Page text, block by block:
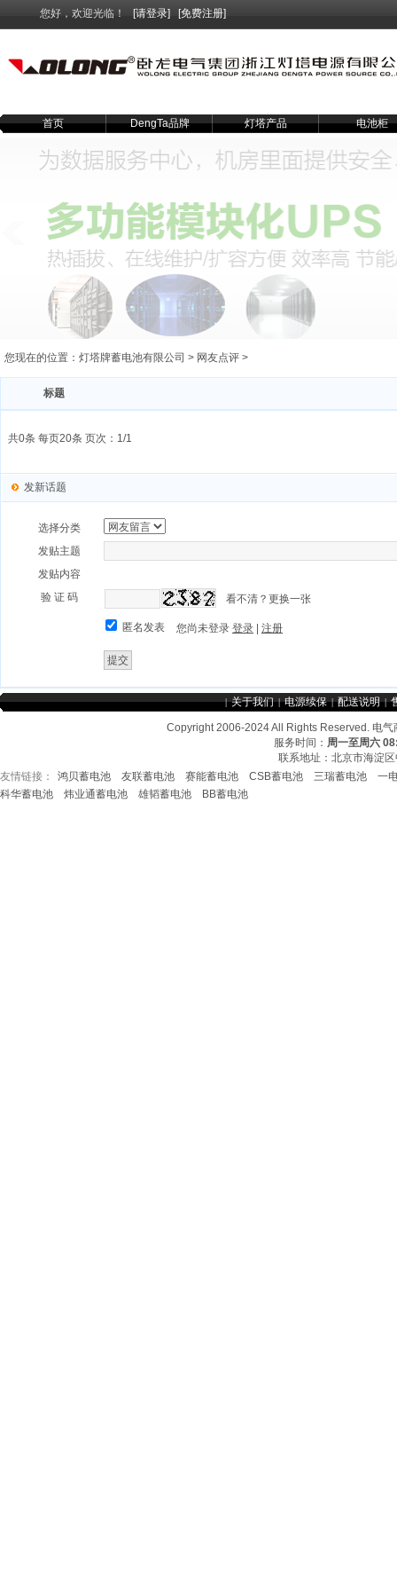
首页 DengTa品牌 灯塔产品 电池柜
您好，欢迎光临！ [请登录] [免费注册]
标题
共0条 每页20条 页次：1/1
发新话题
选择分类
发贴主题
发贴内容
验 证 码
看不清？更换一张
匿名发表 您尚未登录 登录 注册
您现在的位置： 灯塔牌蓄电池有限公司 > 网友点评 >
Copyright 2006-2024 All Rights Reserved. 电
服务时间： 周一至周六
联系地址：北京市海淀
友情链接： CSB蓄电池 鸿贝蓄电池 赛能蓄
|关于我们 |电源续保 |配送说明 |
友情链接： 鸿贝蓄电池 友联蓄电池 赛能蓄电池 CSB蓄电池 三瑞蓄电池
一
科华蓄电池
炜业通蓄电池 雄韬蓄电池 BB蓄电池